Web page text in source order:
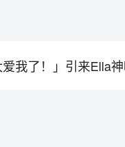
我了！」引来Ella